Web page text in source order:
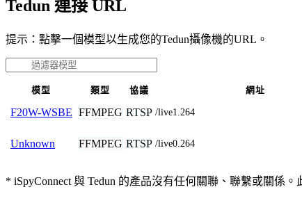
Tedun 連接 URL
提示：點擊一個模型以生成您的Tedun攝像機的URL。
模型 類型 協議 網址
F20W-WSBE FFMPEG RTSP /live1.264
Unknown FFMPEG RTSP /live0.264
* iSpyConnect 與 Tedun 的產品沒有任何關聯、聯繫或關係